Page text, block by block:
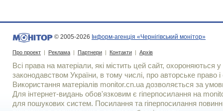
© 2005-2026 Інформ-агенція «Чернігівський монітор»
Про проект | Реклама | Партнери | Контакти | Архів
Всі права на матеріали, які містить цей сайт, охороняються у
законодавством України, в тому числі, про авторське право і
Використання матерiалiв monitor.cn.ua дозволяється за
Для iнтернет-видань обов'язковим є гiперпосилання на
для пошукових систем. Посилання та гіперпосилання